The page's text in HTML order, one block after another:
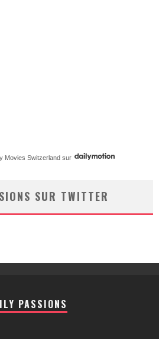
Movies Switzerland sur
SUR TWITTER
PASSIONS